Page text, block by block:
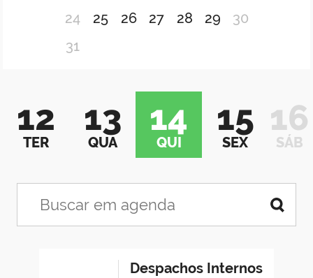
24
25 26 27 28 29
30
31
12
TER
13
QUA
14
QUI
15
SEX
16
SÁB
Despachos Internos